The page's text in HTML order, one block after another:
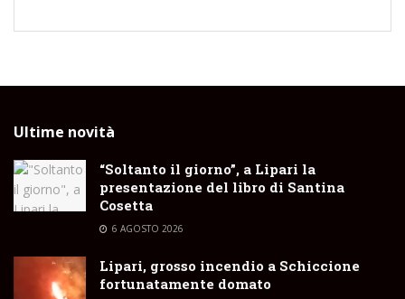
Ultime novità
“Soltanto il giorno”, a Lipari la
presentazione del libro di Santina
Cosetta
6 AGOSTO 2026
Lipari, grosso incendio a Schiccione
fortunatamente domato